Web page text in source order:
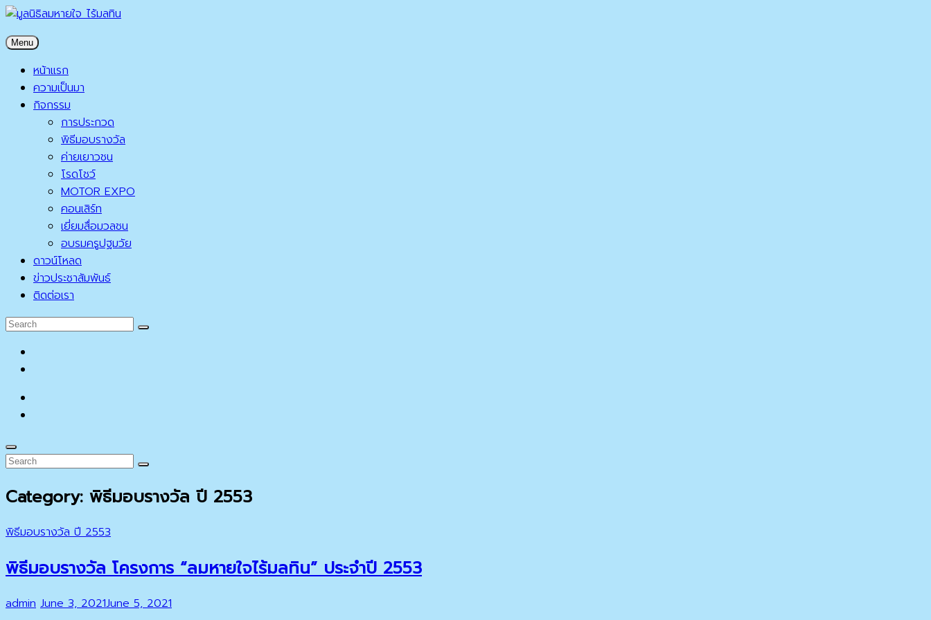
Skip
content
มูลนิธิลมหายใจ ไร้มลทิน
มูลนิธิลมหายใจ ไร้มลทิน
Menu
หน้าแรก
ความเป็นมา
กิจกรรม
การประกวด
พิธีมอบรางวัล
ค่ายเยาวชน
โรดโชว์
MOTOR EXPO
คอนเสิร์ท
เยี่ยมสื่อมวลชน
อบรมครูปฐมวัย
ดาวน์โหลด
ข่าวประชาสัมพันธ์
ติดต่อเรา
Search
Search
Search
Search
Search
Category: พิธีมอบรางวัล ปี 2553
Cat
พิธีมอบรางวัล ปี 2553
พิธีมอบรางวัล โครงการ “ลมหายใจไร้มลทิน” ประจำปี 2553
admin Posted
June 3, 2021June 5, 2021